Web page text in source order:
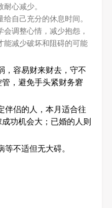
心减少。
自己充分的休息时间。
调整心情，减少抱怨，
能减少破坏和阻碍的可能
，容易财来财去，守不
，避免手头紧财务窘
伴侣的人，本月适合往
功机会大；已婚的人则
不适但无大碍。